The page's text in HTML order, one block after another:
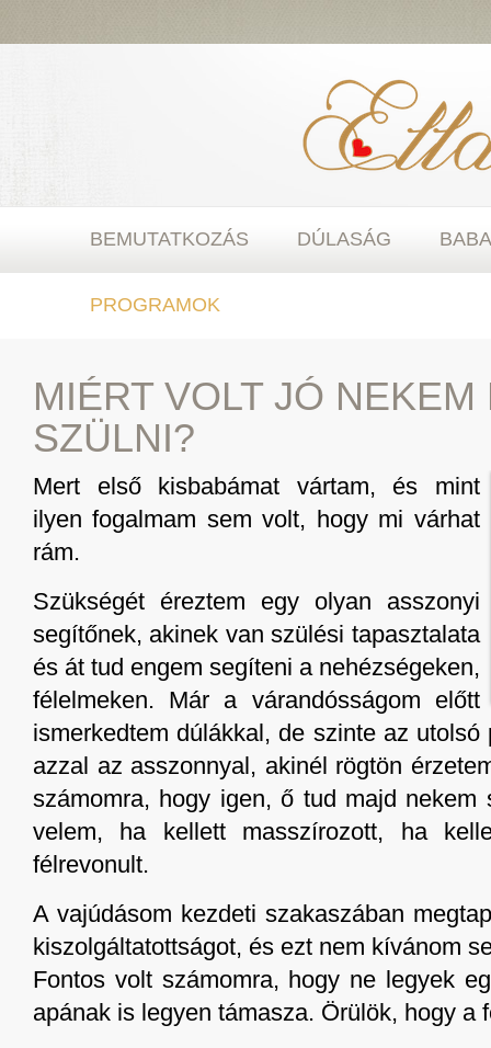
BEMUTATKOZÁS DÚLASÁG
PROGRAMOK
MIÉRT VOLT JÓ NEKEM
SZÜLNI?
Mert első kisbabámat vártam, és mint
ilyen fogalmam sem volt, hogy mi várhat
rám.
Szükségét éreztem egy olyan asszonyi
segítőnek, akinek van szülési tapasztalata
és át tud engem segíteni a nehézségeken,
félelmeken. Már a várandósságom előtt
ismerkedtem dúlákkal, de szinte az
azzal az asszonnyal, akinél rögtön
számomra, hogy igen, ő tud majd
velem, ha kellett masszírozott, ha
félrevonult.
A vajúdásom kezdeti szakaszában
kiszolgáltatottságot, és ezt nem kívánom
Fontos volt számomra, hogy ne legyek
apának is legyen támasza. Örülök, hogy a